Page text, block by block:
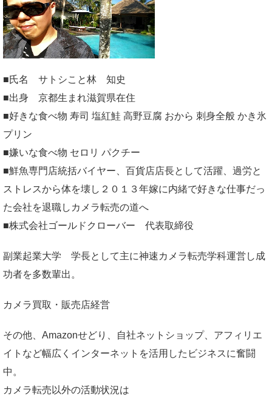
■氏名 サトシこと林 知史
■出身 京都生まれ滋賀県在住
■好きな食べ物 寿司 塩紅鮭 高野豆腐 おから 刺身全般 かき氷
プリン
■嫌いな食べ物 セロリ パクチー
■鮮魚専門店統括バイヤー、百貨店店長として活躍、過労と
ストレスから体を壊し２０１３年嫁に内緒で好きな仕事だっ
た会社を退職しカメラ転売の道へ
■株式会社ゴールドクローバー 代表取締役
副業起業大学 学長として主に神速カメラ転売学科運営し成
功者を多数輩出。
カメラ買取・販売店経営
その他、Amazonせどり、自社ネットショップ、アフィリエ
イトなど幅広くインターネットを活用したビジネスに奮闘
中。
カメラ転売以外の活動状況は